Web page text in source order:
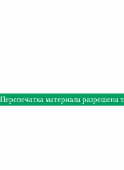
Перепечатка материала разрешена